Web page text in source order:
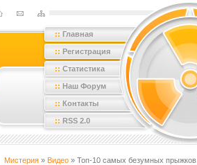
:: Главная
:: Регистрация
:: Статистика
:: Наш Форум
:: Контакты
:: RSS 2.0
Мистерия » Видео » Топ-10 самых безумных прыжков.